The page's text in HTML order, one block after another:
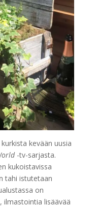
kevään uusia
-tv-sarjasta.
kukoistavissa
tahi istutetaan
on
ilmastointia lisäävää